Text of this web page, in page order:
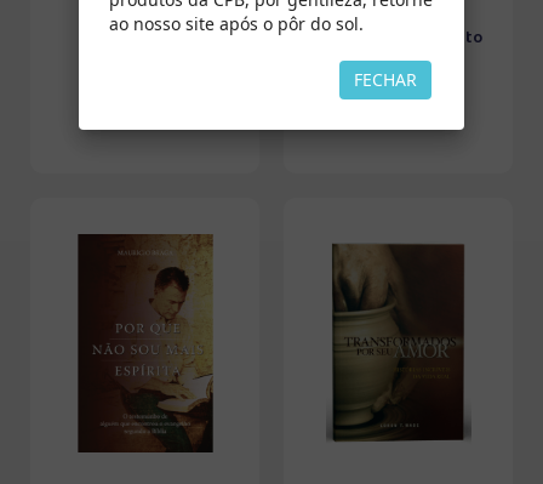
Encontros
O Batismo do Espírito
Santo
ao nosso site após o pôr do sol.
FECHAR